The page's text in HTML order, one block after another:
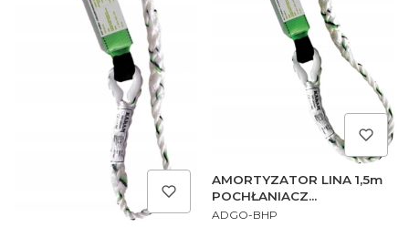
AMORTYZATOR LINA 1,5m
POCHŁANIACZ
KARABIŃCZYK HAK
PRODUCENT
ADGO-BHP